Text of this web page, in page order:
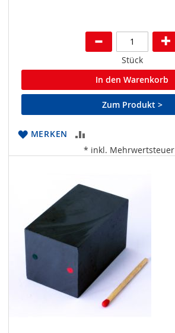
Stück
In den Warenkorb
Zum Produkt >
MERKEN
VERGLEICHSLISTE
* inkl. Mehrwertsteuer